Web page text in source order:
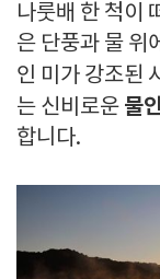
나룻배 한 척이
은 단풍과 물 위
인 미가 강조된
는 신비로운 물
합니다.